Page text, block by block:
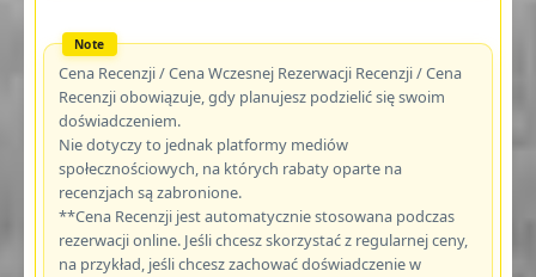
Cena Recenzji / Cena Wczesnej Rezerwacji Recenzji / Cena
Recenzji obowiązuje, gdy planujesz podzielić się swoim
doświadczeniem.
Nie dotyczy to jednak platformy mediów
społecznościowych, na których rabaty oparte na
recenzjach są zabronione.
**Cena Recenzji jest automatycznie stosowana podczas
rezerwacji online. Jeśli chcesz skorzystać z regularnej ceny,
na przykład, jeśli chcesz zachować doświadczenie w